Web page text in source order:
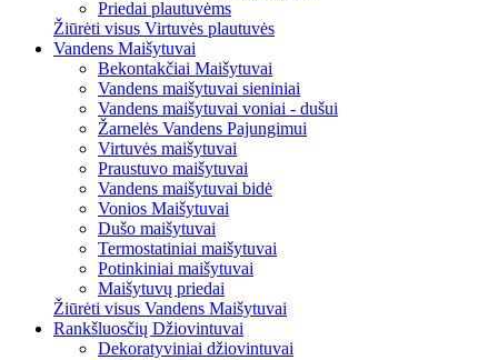
Priedai plautuvėms
Žiūrėti visus Virtuvės plautuvės
Vandens Maišytuvai
Bekontakčiai Maišytuvai
Vandens maišytuvai sieniniai
Vandens maišytuvai voniai - dušui
Žarnelės Vandens Pajungimui
Virtuvės maišytuvai
Praustuvo maišytuvai
Vandens maišytuvai bidė
Vonios Maišytuvai
Dušo maišytuvai
Termostatiniai maišytuvai
Potinkiniai maišytuvai
Maišytuvų priedai
Žiūrėti visus Vandens Maišytuvai
Rankšluosčių Džiovintuvai
Dekoratyviniai džiovintuvai